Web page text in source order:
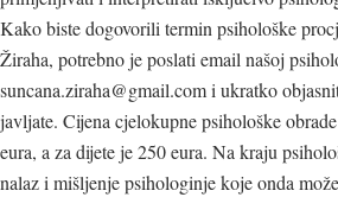
Kako biste dogovorili termin psihološke
Žiraha, potrebno je poslati email našoj
suncana.ziraha@gmail.comi ukratko
javljate. Cijena cjelokupne psihološke
eura, a za dijete je 250 eura. Na kraju
nalaz i mišljenje psihologinje koje onda